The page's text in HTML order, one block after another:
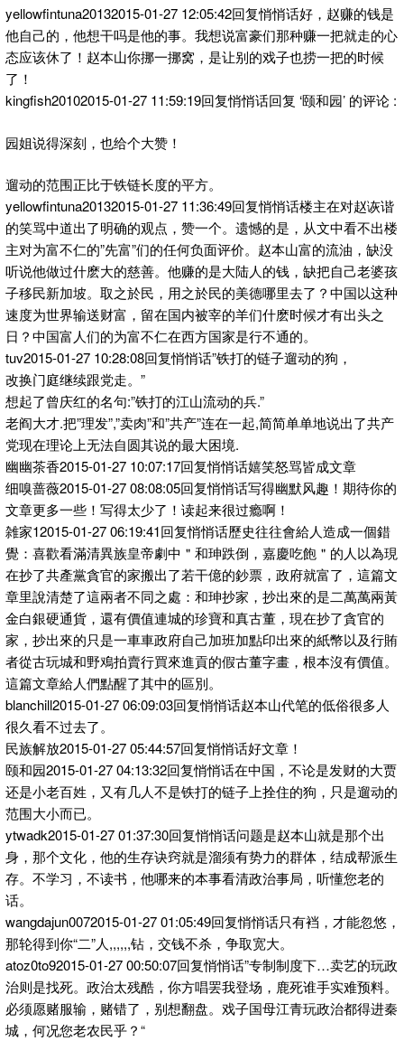
yellowfintuna20132015-01-27 12:05:42回复悄悄话好，赵赚的钱是
他自己的，他想干吗是他的事。我想说富豪们那种赚一把就走的心
态应该休了！赵本山你挪一挪窝，是让别的戏子也捞一把的时候
了！
kingfish20102015-01-27 11:59:19回复悄悄话回复 ‘颐和园’ 的评论 :
园姐说得深刻，也给个大赞！
遛动的范围正比于铁链长度的平方。
yellowfintuna20132015-01-27 11:36:49回复悄悄话楼主在对赵诙谐
的笑骂中道出了明确的观点，赞一个。遗憾的是，从文中看不出楼
主对为富不仁的”先富”们的任何负面评价。赵本山富的流油，缺没
听说他做过什麽大的慈善。他赚的是大陆人的钱，缺把自己老婆孩
子移民新加坡。取之於民，用之於民的美德哪里去了？中国以这种
速度为世界输送财富，留在国内被宰的羊们什麽时候才有出头之
日？中国富人们的为富不仁在西方国家是行不通的。
tuv2015-01-27 10:28:08回复悄悄话”铁打的链子遛动的狗，
改换门庭继续跟党走。”
想起了曾庆红的名句:”铁打的江山流动的兵.”
老阎大才.把”理发”,”卖肉”和”共产”连在一起,简简单单地说出了共产
党现在理论上无法自圆其说的最大困境.
幽幽茶香2015-01-27 10:07:17回复悄悄话嬉笑怒骂皆成文章
细嗅蔷薇2015-01-27 08:08:05回复悄悄话写得幽默风趣！期待你的
文章更多一些！写得太少了！读起来很过瘾啊！
雑家12015-01-27 06:19:41回复悄悄话歷史往往會給人造成一個錯
覺：喜歡看滿清異族皇帝劇中＂和珅跌倒，嘉慶吃飽＂的人以為現
在抄了共產黨貪官的家搬出了若干億的鈔票，政府就富了，這篇文
章里說清楚了這兩者不同之處：和珅抄家，抄出來的是二萬萬兩黃
金白銀硬通貨，還有價值連城的珍寶和真古董，現在抄了貪官的
家，抄出來的只是一車車政府自己加班加點印出來的紙幣以及行賄
者從古玩城和野鳮拍賣行買來進貢的假古董字畫，根本沒有價值。
這篇文章給人們點醒了其中的區別。
blanchill2015-01-27 06:09:03回复悄悄话赵本山代笔的低俗很多人
很久看不过去了。
民族解放2015-01-27 05:44:57回复悄悄话好文章！
颐和园2015-01-27 04:13:32回复悄悄话在中国，不论是发财的大贾
还是小老百姓，又有几人不是铁打的链子上拴住的狗，只是遛动的
范围大小而已。
ytwadk2015-01-27 01:37:30回复悄悄话问题是赵本山就是那个出
身，那个文化，他的生存诀窍就是溜须有势力的群体，结成帮派生
存。不学习，不读书，他哪来的本事看清政治事局，听懂您老的
话。
wangdajun0072015-01-27 01:05:49回复悄悄话只有裆，才能忽悠，
那轮得到你“二”人,,,,,,钻，交钱不杀，争取宽大。
atoz0to92015-01-27 00:50:07回复悄悄话”专制制度下…卖艺的玩政
治则是找死。政治太残酷，你方唱罢我登场，鹿死谁手实难预料。
必须愿赌服输，赌错了，别想翻盘。戏子国母江青玩政治都得进秦
城，何况您老农民乎？“